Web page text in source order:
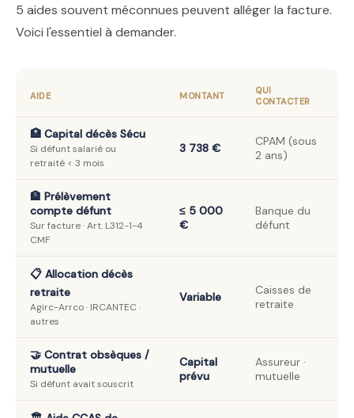
5 aides souvent méconnues peuvent alléger la facture.
Voici l'essentiel à demander.
AIDE MONTANT
QUI
CONTACTER
🏥 Capital décès Sécu
Si défunt salarié ou
retraité < 3 mois
3 738 €
CPAM (sous
2 ans)
🏦 Prélèvement
compte défunt
Sur facture · Art. L312-1-4
CMF
≤ 5 000
€
Banque du
défunt
📋 Allocation décès
retraite
Agirc-Arrco · IRCANTEC ·
autres
Variable
Caisses de
retraite
🤝 Contrat obsèques /
mutuelle
Si défunt avait souscrit
Capital
prévu
Assureur ·
mutuelle